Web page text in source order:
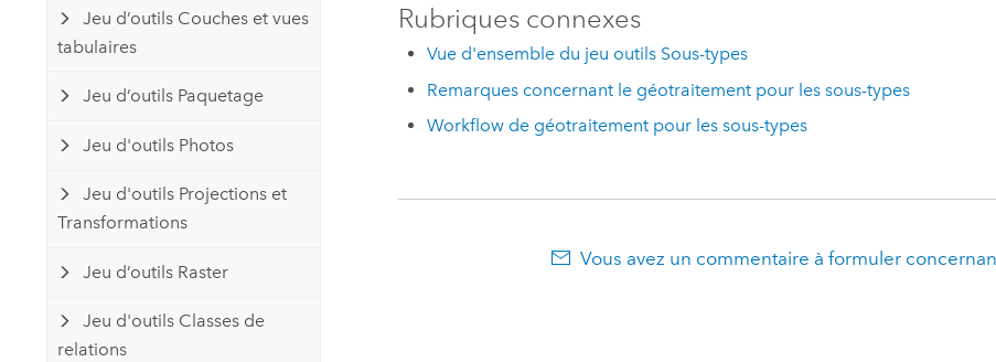
Jeu d’outils Couches et vues
tabulaires
Jeu d’outils Paquetage
Jeu d'outils Photos
Jeu d'outils Projections et
Transformations
Jeu d’outils Raster
Jeu d'outils Classes de
relations
Rubriques connexes
Vue d'ensemble du jeu outils Sous-types
Remarques concernant le géotraitement pour les sous-types
Workflow de géotraitement pour les sous-types
Vous avez un commentaire à formuler